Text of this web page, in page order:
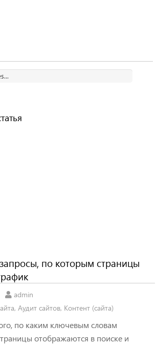
по которым страницы
admin
, Аудит сайтов, Контент (сайта)
по каким ключевым словам
отображаются в поиске и